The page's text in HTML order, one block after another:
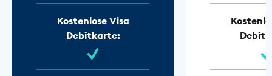
Kostenlose Visa
Debitkarte: